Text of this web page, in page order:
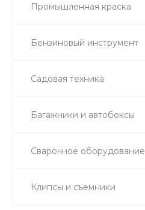
Промышленная краска
Бензиновый инструмент
Садовая техника
Багажники и автобоксы
Сварочное оборудование
Клипсы и съемники